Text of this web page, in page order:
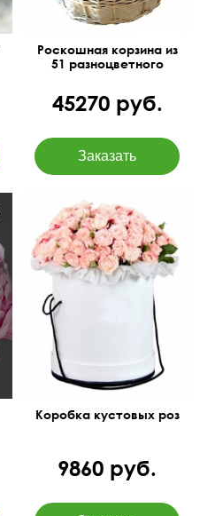
Роскошная корзина из
51 разноцветного
45270 руб.
Коробка кустовых роз
9860 руб.